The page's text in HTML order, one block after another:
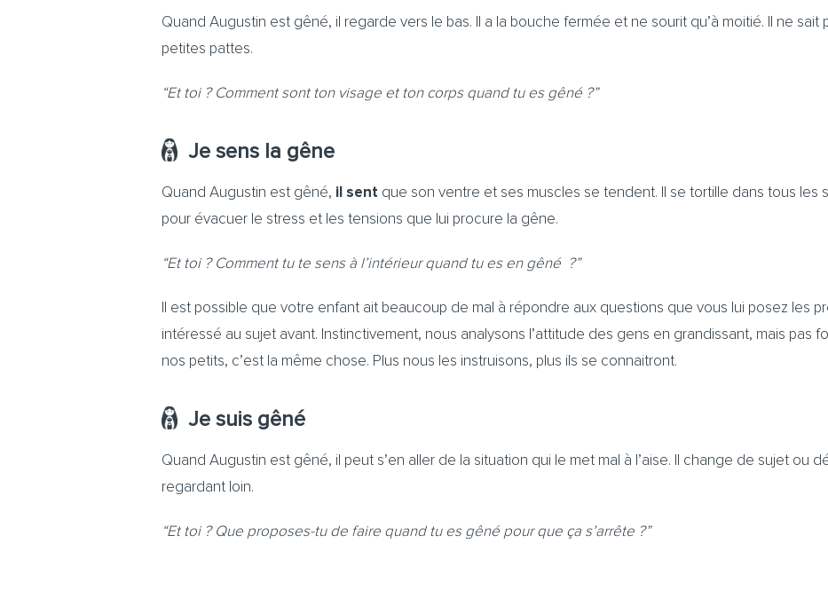
Quand Augustin est gêné, il regarde vers le bas. Il a la bouche fermée et ne sourit qu’à moitié. Il ne sait
petites pattes.
“Et toi ? Comment sont ton visage et ton corps quand tu es gêné ?”
Je sens la gêne
Quand Augustin est gêné, il sent que son ventre et ses muscles se tendent. Il se tortille dans tous les
pour évacuer le stress et les tensions que lui procure la gêne.
“Et toi ? Comment tu te sens à l’intérieur quand tu es en gêné ?”
Il est possible que votre enfant ait beaucoup de mal à répondre aux questions que vous lui posez les
intéressé au sujet avant. Instinctivement, nous analysons l’attitude des gens en grandissant, mais pas
nos petits, c’est la même chose. Plus nous les instruisons, plus ils se connaitront.
Je suis gêné
Quand Augustin est gêné, il peut s’en aller de la situation qui le met mal à l’aise. Il change de sujet ou
regardant loin.
“Et toi ? Que proposes-tu de faire quand tu es gêné pour que ça s’arrête ?”